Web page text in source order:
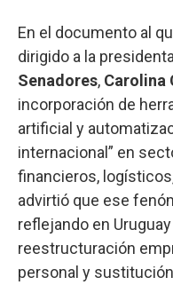
En el documento al
dirigido a la
Senadores, Carolina
incorporación de
artificial y
internacional” en
financieros,
advirtió que ese
reflejando en
reestructuración
personal y